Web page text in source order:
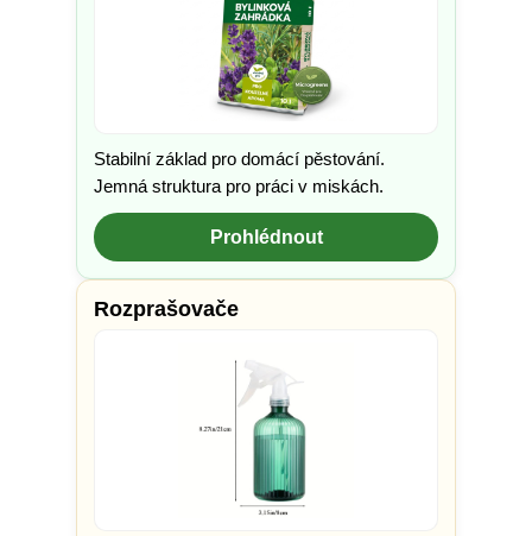
Stabilní základ pro domácí pěstování.
Jemná struktura pro práci v miskách.
Prohlédnout
Rozprašovače